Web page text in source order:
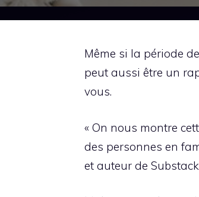
Même si la période
peut aussi être un
vous.
« On nous montre
des personnes en
et auteur de